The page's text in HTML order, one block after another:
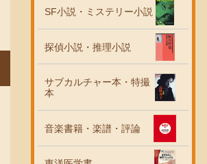
SF小説・ミステリー小説
探偵小説・推理小説
サブカルチャー本・特撮
本
音楽書籍・楽譜・評論